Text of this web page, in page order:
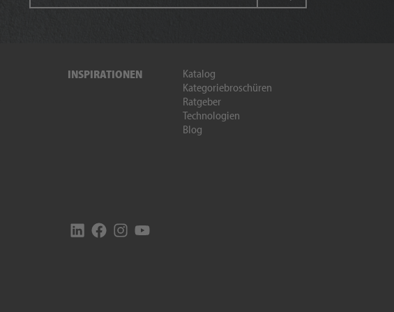
INSPIRATIONEN
Katalog
Kategoriebroschüren
Ratgeber
Technologien
Blog